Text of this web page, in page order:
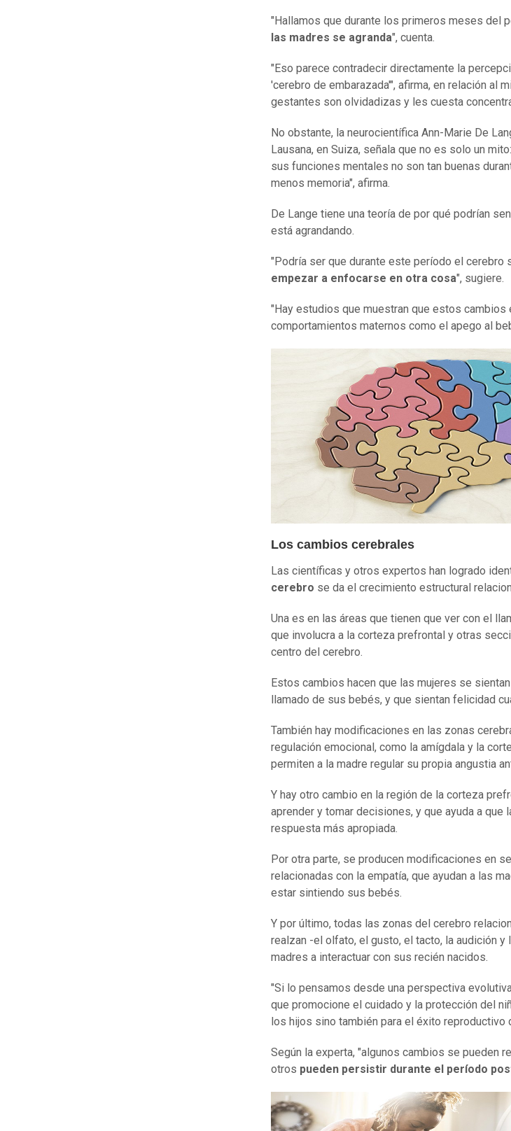
"Hallamos que durante los primeros meses del
las madres se agranda", cuenta.
"Eso parece contradecir directamente la
'cerebro de embarazada'", afirma, en relación al
gestantes son olvidadizas y les cuesta
No obstante, la neurocientífica Ann-Marie De
Lausana, en Suiza, señala que no es solo un
sus funciones mentales no son tan buenas
menos memoria", afirma.
De Lange tiene una teoría de por qué podrían
está agrandando.
"Podría ser que durante este período el cerebro
empezar a enfocarse en otra cosa", sugiere.
"Hay estudios que muestran que estos cambios
comportamientos maternos como el apego al
Los cambios cerebrales
Las científicas y otros expertos han logrado
cerebro se da el crecimiento estructural
Una es en las áreas que tienen que ver con el
que involucra a la corteza prefrontal y otras
centro del cerebro.
Estos cambios hacen que las mujeres se
llamado de sus bebés, y que sientan felicidad
También hay modificaciones en las zonas
regulación emocional, como la amígdala y la
permiten a la madre regular su propia angustia
Y hay otro cambio en la región de la corteza
aprender y tomar decisiones, y que ayuda a que
respuesta más apropiada.
Por otra parte, se producen modificaciones en
relacionadas con la empatía, que ayudan a las
estar sintiendo sus bebés.
Y por último, todas las zonas del cerebro
realzan -el olfato, el gusto, el tacto, la audición y
madres a interactuar con sus recién nacidos.
"Si lo pensamos desde una perspectiva
que promocione el cuidado y la protección del
los hijos sino también para el éxito reproductivo
Según la experta, "algunos cambios se pueden
otros pueden persistir durante el período